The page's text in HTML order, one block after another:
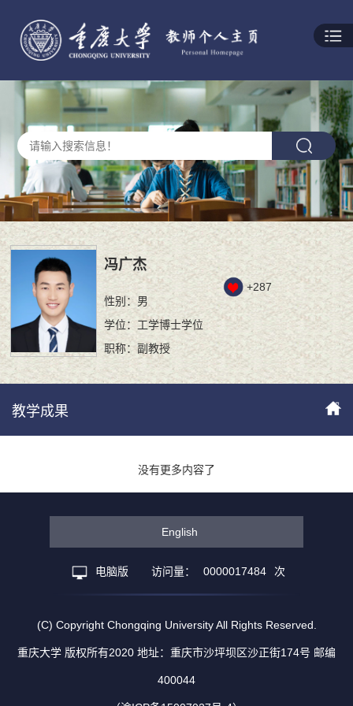
冯广杰
性别：男
学位：工学博士学位
职称：副教授
+287
教学成果
没有更多内容了
English
电脑版 访问量： 0000017484 次
(C) Copyright Chongqing University All Rights Reserved.
重庆大学 版权所有2020 地址：重庆市沙坪坝区沙正街174号 邮编
400044